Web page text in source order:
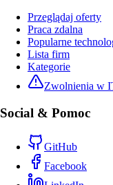
Przeglądaj oferty
Praca zdalna
Popularne
Lista firm
Kategorie
Zwolnienia w
Social & Pomoc
GitHub
Facebook